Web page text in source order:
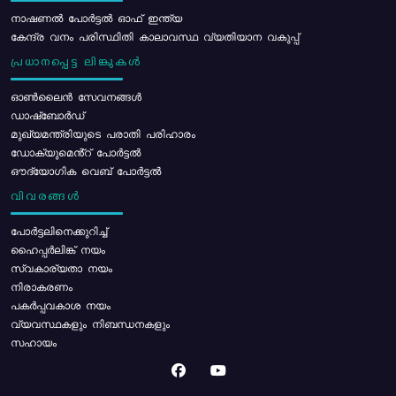
നാഷണൽ പോർട്ടൽ ഓഫ് ഇന്ത്യ
കേന്ദ്ര വനം പരിസ്ഥിതി കാലാവസ്ഥ വ്യതിയാന വകുപ്പ്
പ്രധാനപ്പെട്ട ലിങ്കുകൾ
ഓൺലൈൻ സേവനങ്ങൾ
ഡാഷ്ബോർഡ്
മുഖ്യമന്ത്രിയുടെ പരാതി പരിഹാരം
ഡോക്യുമെൻ്റ് പോർട്ടൽ
ഔദ്യോഗിക വെബ് പോർട്ടൽ
വിവരങ്ങൾ
പോര്‍ട്ടലിനെക്കുറിച്ച്
ഹൈപ്പർലിങ്ക് നയം
സ്വകാര്യതാ നയം
നിരാകരണം
പകർപ്പവകാശ നയം
വ്യവസ്ഥകളും നിബന്ധനകളും
സഹായം